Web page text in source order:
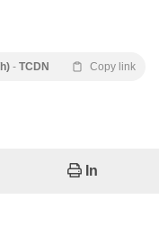
- TCDN Copy link
In